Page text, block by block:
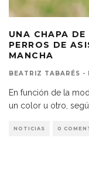
UNA CHAPA
PERROS DE
MANCHA
BEATRIZ TABARÉS -
En función de la
un color u otro,
NOTICIAS 0